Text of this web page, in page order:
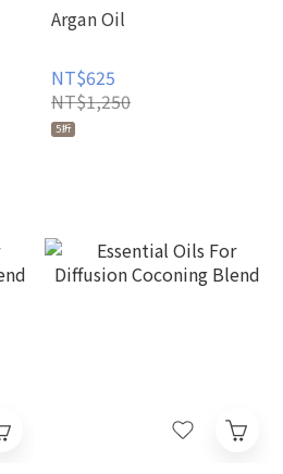
Argan Oil
NT$625
NT$1,250
5折